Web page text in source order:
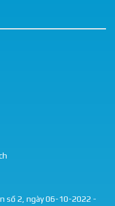
số 2, ngày 06-10-2022 -